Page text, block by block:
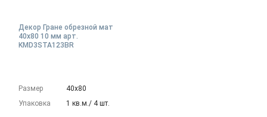
Декор Гране обрезной мат
40x80 10 мм арт.
KMD3STA123BR
Размер
40х80
Упаковка
1 кв.м./ 4 шт.